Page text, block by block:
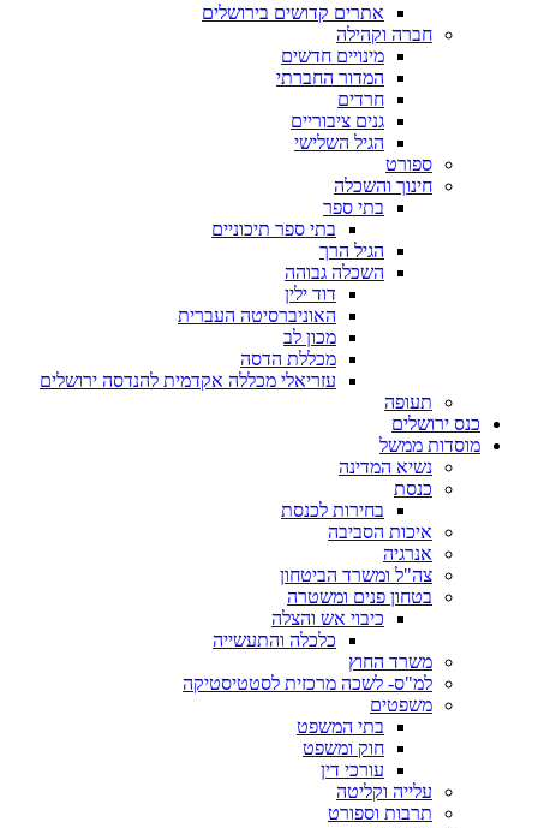
אתרים קדושים בירושלים
חברה וקהילה
מינויים חדשים
המדור החברתי
חרדים
גנים ציבוריים
הגיל השלישי
ספורט
חינוך והשכלה
בתי ספר
בתי ספר תיכוניים
הגיל הרך
השכלה גבוהה
דוד ילין
האוניברסיטה העברית
מכון לב
מכללת הדסה
עזריאלי מכללה אקדמית להנדסה ירושלים
תעופה
כנס ירושלים
מוסדות ממשל
נשיא המדינה
כנסת
בחירות לכנסת
איכות הסביבה
אנרגיה
צה"ל ומשרד הביטחון
בטחון פנים ומשטרה
כיבוי אש והצלה
כלכלה והתעשייה
משרד החוץ
למ"ס- לשכה מרכזית לסטטיסטיקה
משפטים
בתי המשפט
חוק ומשפט
עורכי דין
עלייה וקליטה
תרבות וספורט